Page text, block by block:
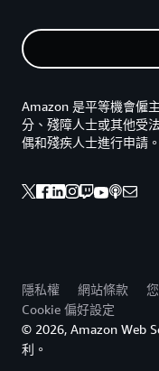
Amazon 是平等機會僱
分、殘障人士或其他受
偶和殘疾人士進行申請。
隱私權 網站條款
Cookie 偏好設定
© 2026, Amazon Web
利。